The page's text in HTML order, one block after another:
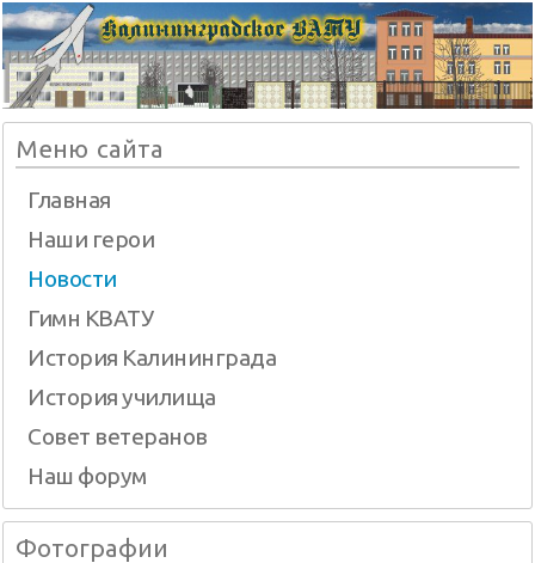
Меню сайта
Главная
Наши герои
Новости
Гимн КВАТУ
История Калининграда
История училища
Совет ветеранов
Наш форум
Фотографии